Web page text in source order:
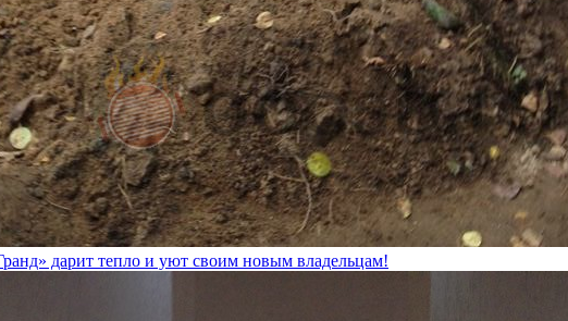
дарит тепло и уют своим новым владельцам!